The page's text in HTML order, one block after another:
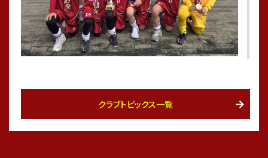
期日：2026年3月20〜23日（金・土・日・月）
大会名：チャレンジリーグ全国大会U-10
クラブトピックス一覧